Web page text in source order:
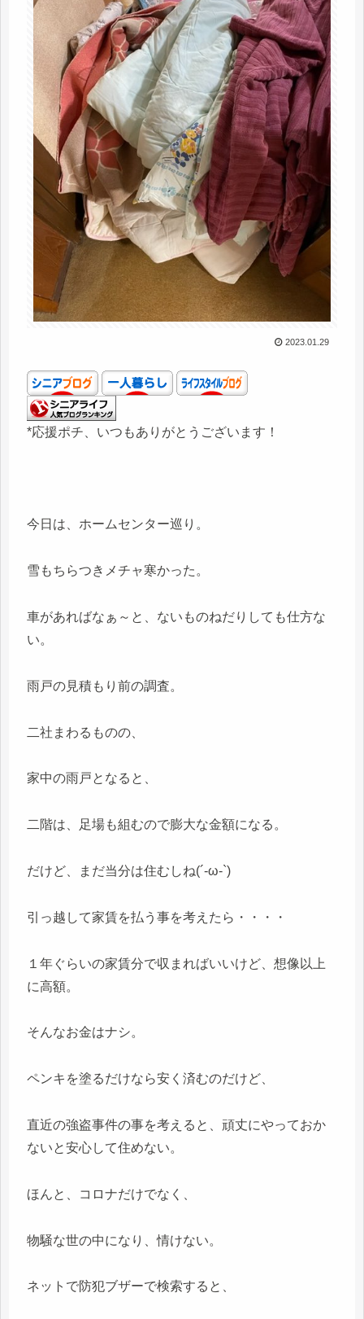
2023.01.29
*応援ポチ、いつもありがとうございます！
今日は、ホームセンター巡り。
雪もちらつきメチャ寒かった。
車があればなぁ～と、ないものねだりしても仕方な
い。
雨戸の見積もり前の調査。
二社まわるものの、
家中の雨戸となると、
二階は、足場も組むので膨大な金額になる。
だけど、まだ当分は住むしね(´-ω-`)
引っ越して家賃を払う事を考えたら・・・・
１年ぐらいの家賃分で収まればいいけど、想像以上
に高額。
そんなお金はナシ。
ペンキを塗るだけなら安く済むのだけど、
直近の強盗事件の事を考えると、頑丈にやっておか
ないと安心して住めない。
ほんと、コロナだけでなく、
物騒な世の中になり、情けない。
ネットで防犯ブザーで検索すると、